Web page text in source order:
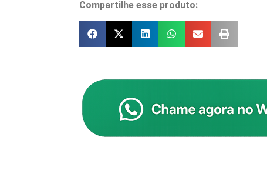
Compartilhe esse produto: